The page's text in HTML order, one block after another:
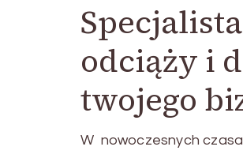
odciąży i
twojego
W nowoczesnych